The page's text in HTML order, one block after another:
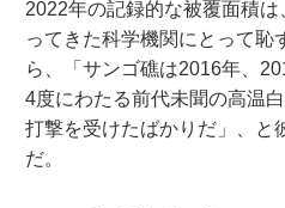
2022年の記録的な被覆面積
ってきた科学機関にとって恥
ら、「サンゴ礁は2016年、
4度にわたる前代未聞の高温
打撃を受けたばかりだ」、と
だ。